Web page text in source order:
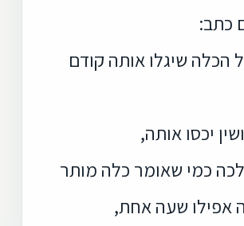
כתב:
הכלה שיגלו אותה קודם
יכסו אותה,
כמי שאומר כלה מותר
אפילו שעה אחת,